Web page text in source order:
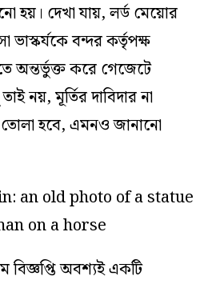
হয়। দেখা যায়, লর্ড মেয়োর
বন্দর কর্তৃপক্ষ
অন্তর্ভুক্ত করে গেজেটে
নয়, মূর্তির দাবিদার না
হবে, এমনও জানানো
বিজ্ঞপ্তি অবশ্যই একটি